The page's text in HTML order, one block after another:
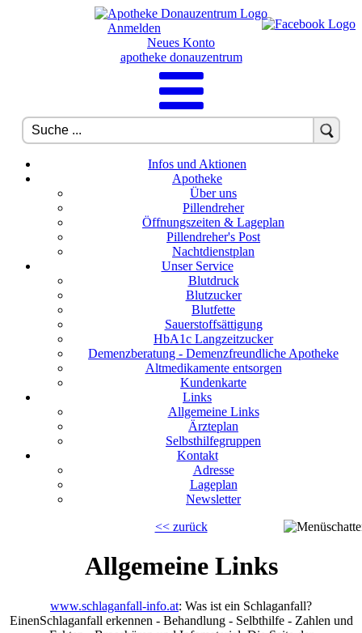
Anmelden
Neues Konto
apotheke donauzentrum
Infos und Aktionen
Apotheke
Über uns
Pillendreher
Öffnungszeiten & Lageplan
Pillendreher's Post
Nachtdienstplan
Unser Service
Blutdruck
Blutzucker
Blutfette
Sauerstoffsättigung
HbA1c Langzeitzucker
Demenzberatung - Demenzfreundliche Apotheke
Altmedikamente entsorgen
Kundenkarte
Links
Allgemeine Links
Ärzteplan
Selbsthilfegruppen
Kontakt
Adresse
Lageplan
Newsletter
<< zurück
Allgemeine Links
www.schlaganfall-info.at: Was ist ein Schlaganfall?
EinenSchlaganfall erkennen - Behandlung - Selbthilfe - Zahlen und